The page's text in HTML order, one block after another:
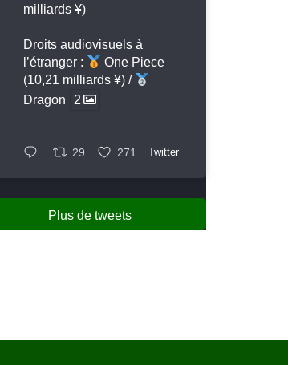
milliards ¥)
Droits audiovisuels à
l’étranger :
One Piece
(10,21 milliards ¥) /
Dragon
2
29 271 Twitter
Plus de tweets